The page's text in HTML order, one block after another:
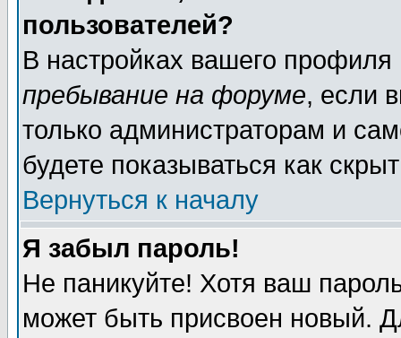
пользователей?
В настройках вашего
пребывание на форуме, если
только администраторам и
будете показываться как
Вернуться к началу
Я забыл пароль!
Не паникуйте! Хотя ваш
может быть присвоен новый.